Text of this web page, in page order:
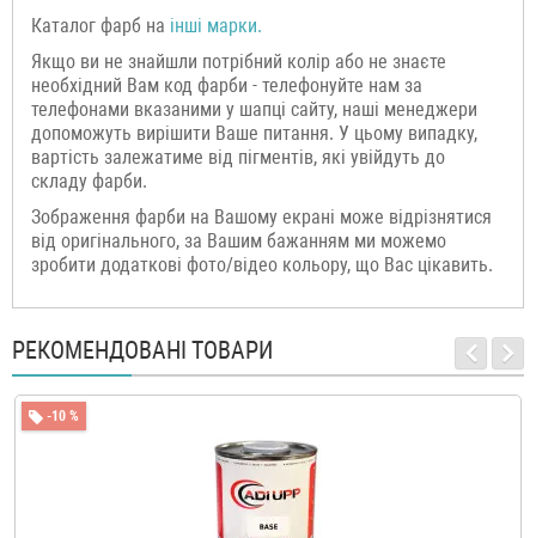
Каталог фарб на інші марки.
Якщо ви не знайшли потрібний колір або не знаєте
необхідний Вам код фарби - телефонуйте нам за
телефонами вказаними у шапці сайту, наші менеджери
допоможуть вирішити Ваше питання. У цьому випадку,
вартість залежатиме від пігментів, які увійдуть до
складу фарби.
Зображення фарби на Вашому екрані може відрізнятися
від оригінального, за Вашим бажанням ми можемо
зробити додаткові фото/відео кольору, що Вас цікавить.
РЕКОМЕНДОВАНІ ТОВАРИ
-10 %